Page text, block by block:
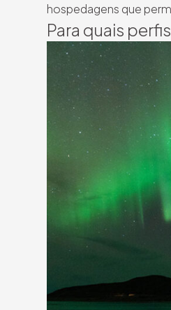
hospedagens que
Para quais